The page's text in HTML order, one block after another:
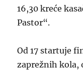
16,30 kreće
Pastor“.
Od 17 startuje
zaprežnih kola,